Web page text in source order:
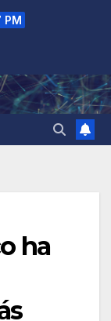
PM
ha